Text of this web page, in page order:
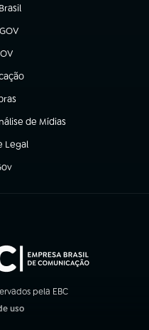
aba)
aba)
nova aba)
aba)
aba)
de Mídias
Legal
aba)
nova aba)
pela EBC
uso
nova aba)